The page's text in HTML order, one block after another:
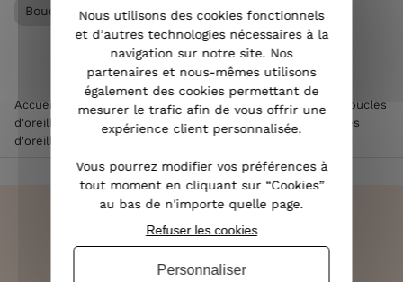
Boucles d'oreilles femme
Accueil Accessoires de mode femme >Bijoux femme
Boucles
d'oreilles femme
Boucles d'oreilles acier femme
Boucles
d'oreilles MILE MILA acier cuivré éventail à strass
LIVRAISON RAPIDE
Nous utilisons des cookies fonctionnels
et d’autres technologies nécessaires à la
navigation sur notre site. Nos
partenaires et nous-mêmes utilisons
également des cookies permettant de
mesurer le trafic afin de vous offrir une
expérience client personnalisée.
Vous pourrez modifier vos préférences à
tout moment en cliquant sur “Cookies”
au bas de n'importe quelle page.
Refuser les cookies
Personnaliser